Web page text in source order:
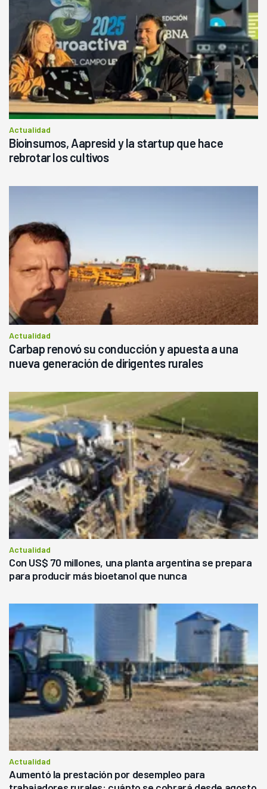
Actualidad
Bioinsumos, Aapresid y la startup que hace
rebrotar los cultivos
Actualidad
Carbap renovó su conducción y apuesta a una
nueva generación de dirigentes rurales
Actualidad
Con US$ 70 millones, una planta argentina se prepara
para producir más bioetanol que nunca
Actualidad
Aumentó la prestación por desempleo para